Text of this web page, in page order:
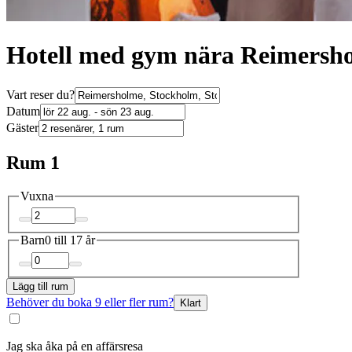
Hotell med gym nära
Vart reser du?
Datum
Gäster
Rum 1
Vuxna
Barn0 till 17 år
Lägg till rum
Behöver du boka 9 eller fler rum? Klart
Jag ska åka på en affärsresa